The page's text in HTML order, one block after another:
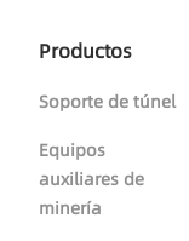
Productos
Soporte de túnel
Equipos
auxiliares de
minería